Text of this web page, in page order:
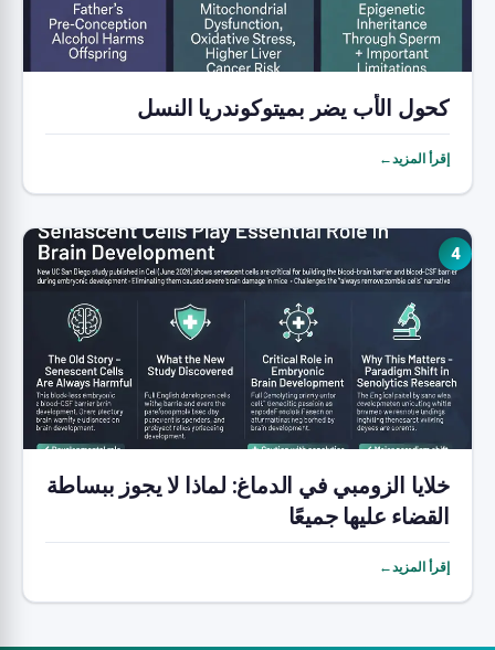
كحول الأب يضر بميتوكوندريا النسل
إقرأ المزيد←
4
خلايا الزومبي في الدماغ: لماذا لا يجوز ببساطة
القضاء عليها جميعًا
إقرأ المزيد←